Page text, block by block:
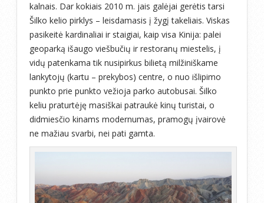
kalnais. Dar kokiais 2010 m. jais galėjai gerėtis tarsi
Šilko kelio pirklys – leisdamasis į žygį takeliais. Viskas
pasikeitė kardinaliai ir staigiai, kaip visa Kinija: palei
geoparką išaugo viešbučių ir restoranų miestelis, į
vidų patenkama tik nusipirkus bilietą milžiniškame
lankytojų (kartu – prekybos) centre, o nuo išlipimo
punkto prie punkto vežioja parko autobusai. Šilko
keliu praturtėję masiškai patraukė kinų turistai, o
didmiesčio kinams modernumas, pramogų įvairovė
ne mažiau svarbi, nei pati gamta.